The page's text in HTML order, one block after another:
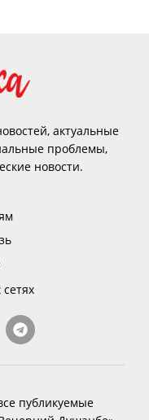
актуальные
проблемы,
новости.
публикуемые